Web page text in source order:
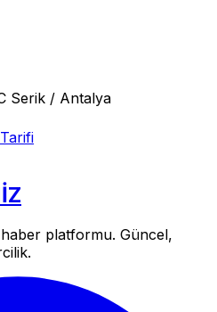
Serik / Antalya
platformu. Güncel,